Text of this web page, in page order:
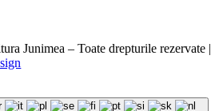
Junimea – Toate drepturile rezervate |